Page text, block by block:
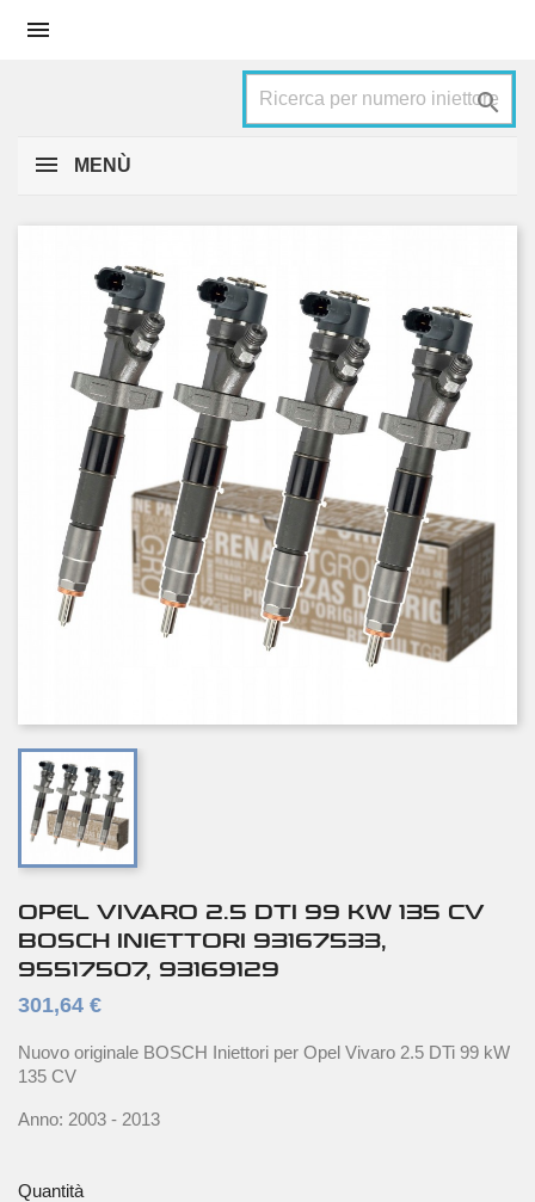


MENÙ
OPEL VIVARO 2.5 DTI 99 KW 135 CV
BOSCH INIETTORI 93167533,
95517507, 93169129
301,64 €
Nuovo originale BOSCH Iniettori per Opel Vivaro 2.5 DTi 99 kW
135 CV
Anno: 2003 - 2013
Quantità